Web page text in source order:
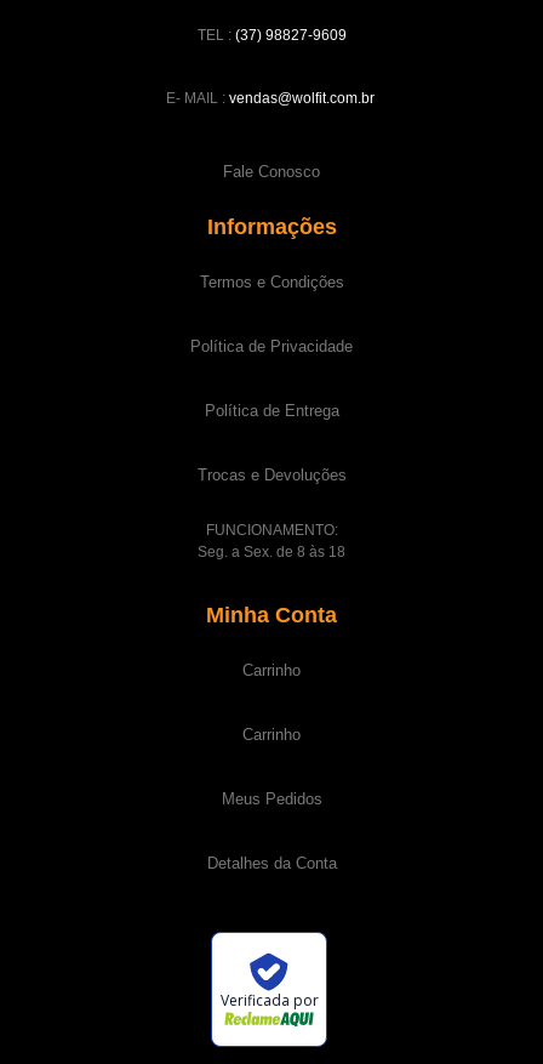
TEL : (37) 98827-9609
E- MAIL : vendas@wolfit.com.br
Fale Conosco
Informações
Termos e Condições
Política de Privacidade
Política de Entrega
Trocas e Devoluções
FUNCIONAMENTO:
Seg. a Sex. de 8 às 18
Minha Conta
Carrinho
Carrinho
Meus Pedidos
Detalhes da Conta
Verificada por